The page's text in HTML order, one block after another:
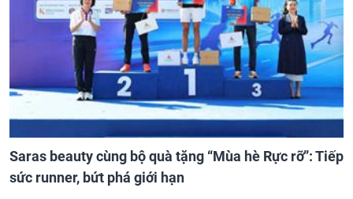
Saras beauty cùng bộ quà tặng “Mùa hè Rực rỡ”: Tiếp
sức runner, bứt phá giới hạn